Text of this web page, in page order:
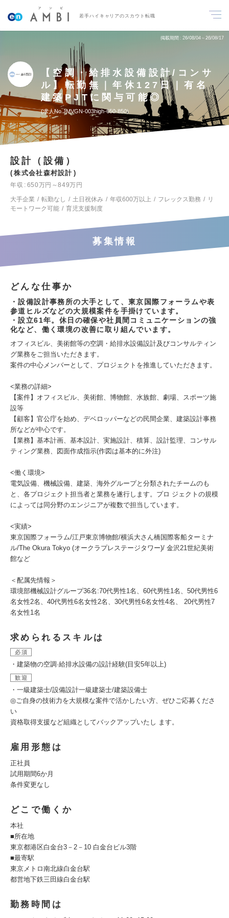
若手ハイキャリアのスカウト転職
掲載期間 26/08/04～26/08/17
【空調・給排水設備設計/コンサ
ル】転勤無｜年休127日｜有名
建築PJTに関与可能◎
求人No.JMVGN-003high-650-850
設計（設備）
株式会社森村設計
年収
650万円～849万円
大手企業
転勤なし 土日祝休み 年収600万以上 フレックス勤務
リ
モートワーク可能
育児支援制度
募集情報
どんな仕事か
・設備設計事務所の大手として、東京国際フォーラムや表
参道ヒルズなどの大規模案件を手掛けています。
・設立61年。休日の確保や社員間コミュニケーションの強
化など、働く環境の改善に取り組んでいます。
オフィスビル、美術館等の空調・給排水設備設計及びコンサルティン
グ業務をご担当いただきます。
案件の中心メンバーとして、プロジェクトを推進していただきます。
<業務の詳細>
【案件】オフィスビル、美術館、博物館、水族館、劇場、スポーツ施
設等
【顧客】官公庁を始め、デベロッパーなどの民間企業、建築設計事務
所などが中心です。
【業務】基本計画、基本設計、実施設計、積算、設計監理、コンサル
ティング業務、図面作成指示(作図は基本的に外注)
<働く環境>
電気設備、機械設備、建築、海外グループと分類されたチームのも
と、各プロジェクト担当者と業務を遂行します。プロ ジェクトの規模
によっては同分野のエンジニアが複数で担当しています。
<実績>
東京国際フォーラム/江戸東京博物館/横浜大さん橋国際客船ターミナ
ル/The Okura Tokyo (オークラプレステージタワー)/ 金沢21世紀美術
館など
＜配属先情報＞
環境部機械設計グループ36名:70代男性1名、60代男性1名、50代男性6
名女性2名、40代男性6名女性2名、30代男性6名女性4名、 20代男性7
名女性1名
求められるスキルは
必須
・建築物の空調·給排水設備の設計経験(目安5年以上)
歓迎
・一級建築士/設備設計一級建築士/建築設備士
◎ご自身の技術力を大規模な案件で活かしたい方、ぜひご応募くださ
い
資格取得支援など組織としてバックアップいたし ます。
雇用形態は
正社員
試用期間6か月
条件変更なし
どこで働くか
本社
■所在地
東京都港区白金台3－2－10 白金台ビル3階
■最寄駅
東京メトロ南北線白金台駅
都営地下鉄三田線白金台駅
勤務時間は